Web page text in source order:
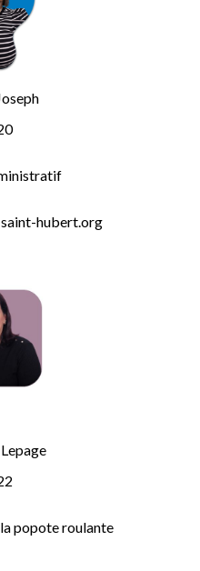
hubert.org
popote roulante